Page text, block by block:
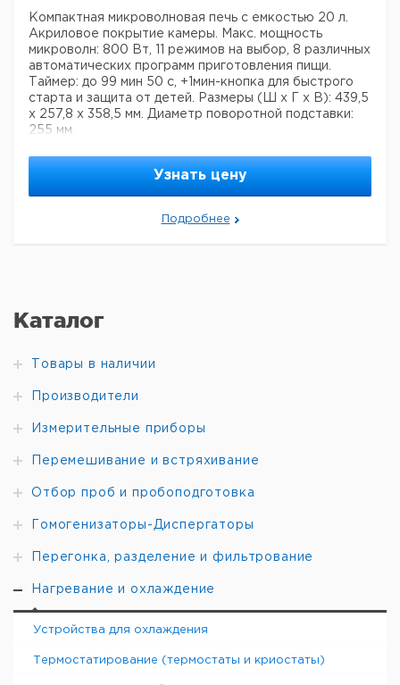
Каталог
Товары в наличии
Производители
Измерительные приборы
Перемешивание и встряхивание
Отбор проб и пробоподготовка
Гомогенизаторы-Диспергаторы
Перегонка, разделение и фильтрование
Нагревание и охлаждение
Устройства для охлаждения
Термостатирование (термостаты и криостаты)
Компактная микроволновая печь с емкостью 20 л.
Акриловое покрытие камеры. Макс. мощность
микроволн: 800 Вт, 11 режимов на выбор, 8 различных
автоматических программ приготовления пищи.
Таймер: до 99 мин 50 с, +1мин-кнопка для быстрого
старта и защита от детей.
Размеры (Ш х Г х В): 439,5
x 257,8 x 358,5 мм. Диаметр поворотной подставки:
255 мм.
Узнать цену
Подробнее